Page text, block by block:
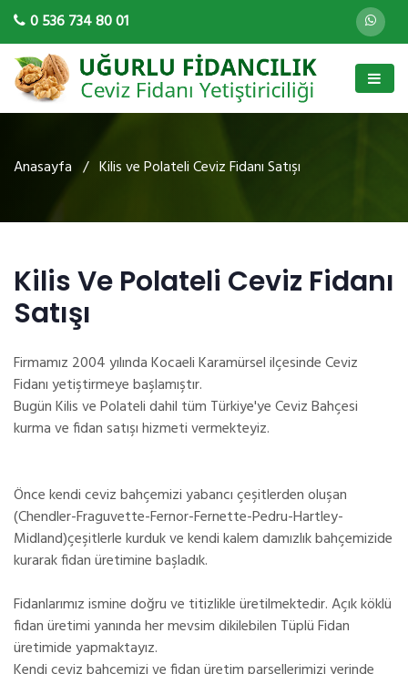
0 536 734 80 01
Anasayfa / Kilis ve Polateli Ceviz Fidanı Satışı
Kilis Ve Polateli Ceviz Fidanı
Satışı
Firmamız 2004 yılında Kocaeli Karamürsel ilçesinde Ceviz
Fidanı yetiştirmeye başlamıştır.
Bugün Kilis ve Polateli dahil tüm Türkiye'ye Ceviz Bahçesi
kurma ve fidan satışı hizmeti vermekteyiz.
Önce kendi ceviz bahçemizi yabancı çeşitlerden oluşan
(Chendler-Fraguvette-Fernor-Fernette-Pedru-Hartley-
Midland)çeşitlerle kurduk ve kendi kalem damızlık bahçemizide
kurarak fidan üretimine başladık.
Fidanlarımız ismine doğru ve titizlikle üretilmektedir. Açık köklü
fidan üretimi yanında her mevsim dikilebilen Tüplü Fidan
üretimide yapmaktayız.